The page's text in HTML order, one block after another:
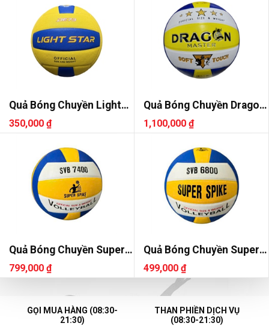
Quả Bóng Chuyền Light
Star DE73
350,000 ₫
Quả Bóng Chuyền Dragon
DG7700
1,100,000 ₫
Quả Bóng Chuyền Super
Spike SVB 7400
799,000 ₫
Quả Bóng Chuyền Super
Spike SVB 6800
499,000 ₫
GỌI MUA HÀNG (08:30-
21:30)
THAN PHIỀN DỊCH VỤ
(08:30-21:30)